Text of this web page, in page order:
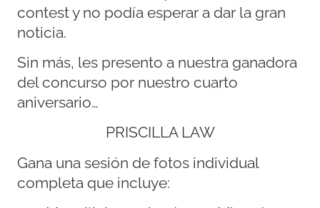
contest y no podía esperar a dar la gran
noticia.
Sin más, les presento a nuestra ganadora
del concurso por nuestro cuarto
aniversario…
PRISCILLA LAW
Gana una sesión de fotos individual
completa que incluye: